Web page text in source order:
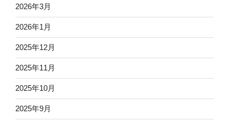
2026年3月
2026年1月
2025年12月
2025年11月
2025年10月
2025年9月